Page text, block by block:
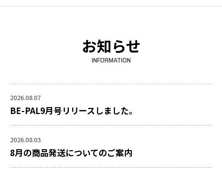
お知らせ
INFORMATION
2026.08.07
BE-PAL9月号リリースしました。
2026.08.03
8月の商品発送についてのご案内